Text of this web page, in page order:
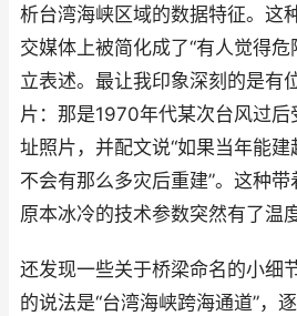
析台湾海峡区域的数据特征。这
交媒体上被简化成了“有人觉得
立表述。最让我印象深刻的是有
片：那是1970年代某次台风过
址照片，并配文说“如果当年能
不会有那么多灾后重建”。这种
原本冰冷的技术参数突然有了温度
还发现一些关于桥梁命名的小细
的说法是“台湾海峡跨海通道”，